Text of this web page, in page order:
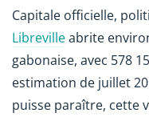
Capitale officielle,
Librevilleabrite
gabonaise, avec 578
estimation de juillet
puisse paraître, cette